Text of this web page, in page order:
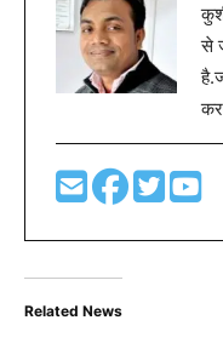
से
Related News